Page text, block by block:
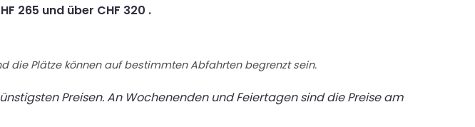
265 und über CHF 320 .
die Plätze können auf bestimmten Abfahrten begrenzt sein.
Preisen. An Wochenenden und Feiertagen sind die Preise am